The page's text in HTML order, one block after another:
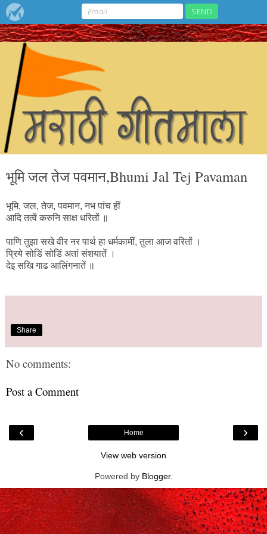
भूमि जल तेज पवमान,Bhumi Jal Tej Pavaman
भूमि, जल, तेज, पवमान, नभ पांच हीं
आदि तत्वें करुनि साक्ष धरितों ॥
पाणि तुझा सखे वीर नर पार्थ हा धर्मकामीं, तुला आज वरितों ।
प्रिये सोडिं सोडिं अतां संशयातें ।
देइ सखि गाढ आलिंगनातें ॥
Share
No comments:
Post a Comment
‹ ›
Home
View web version
Powered by Blogger.